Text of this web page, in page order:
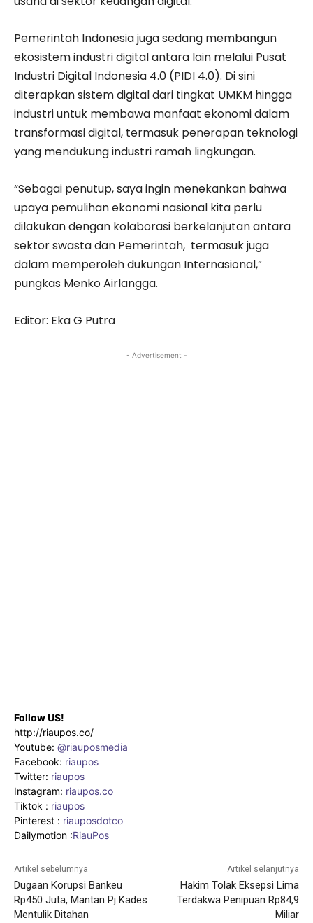
Pemerintah Indonesia juga sedang membangun
ekosistem industri digital antara lain melalui Pusat
Industri Digital Indonesia 4.0 (PIDI 4.0). Di sini
diterapkan sistem digital dari tingkat UMKM hingga
industri untuk membawa manfaat ekonomi dalam
transformasi digital, termasuk penerapan teknologi
yang mendukung industri ramah lingkungan.
“Sebagai penutup, saya ingin menekankan bahwa
upaya pemulihan ekonomi nasional kita perlu
dilakukan dengan kolaborasi berkelanjutan antara
sektor swasta dan Pemerintah, termasuk juga
dalam memperoleh dukungan Internasional,”
pungkas Menko Airlangga.
Editor: Eka G Putra
- Advertisement -
Follow US!
http://riaupos.co/
Youtube: @riauposmedia
Facebook: riaupos
Twitter: riaupos
Instagram: riaupos.co
Tiktok : riaupos
Pinterest : riauposdotco
Dailymotion :RiauPos
Artikel sebelumnya
Dugaan Korupsi Bankeu
Rp450 Juta, Mantan Pj Kades
Mentulik Ditahan
Artikel selanjutnya
Hakim Tolak Eksepsi Lima
Terdakwa Penipuan Rp84,9
Miliar